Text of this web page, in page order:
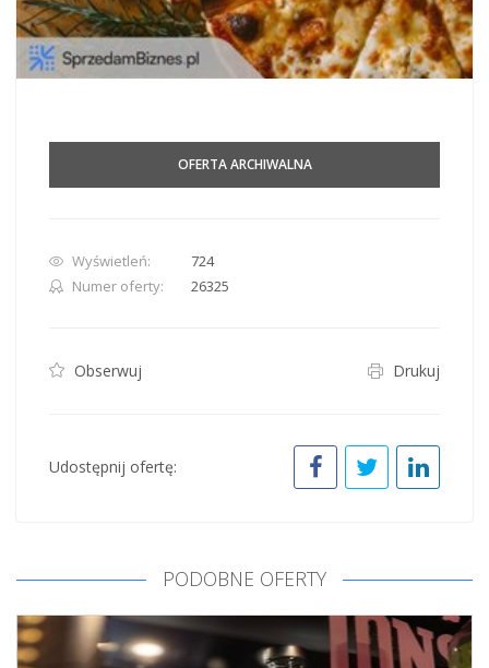
OFERTA ARCHIWALNA
Wyświetleń:
724
Numer oferty:
26325
Obserwuj Drukuj
Udostępnij ofertę:
PODOBNE OFERTY